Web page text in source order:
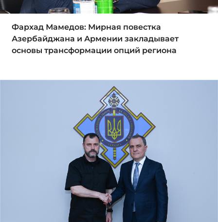
Фархад Мамедов: Мирная повестка
Азербайджана и Армении закладывает
основы трансформации опций региона